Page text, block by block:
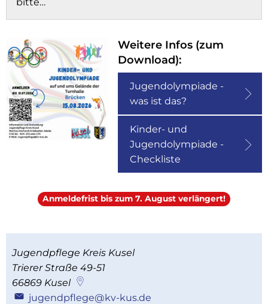
bitte…
Weitere Infos (zum
Download):
Jugendolympiade -
was ist das?
Kinder- und
Jugendolympiade -
Checkliste
Anmeldefrist bis zum 7. August verlängert!
Jugendpflege Kreis Kusel
Trierer Straße 49-51
66869 Kusel
jugendpflege@kv-kus.de